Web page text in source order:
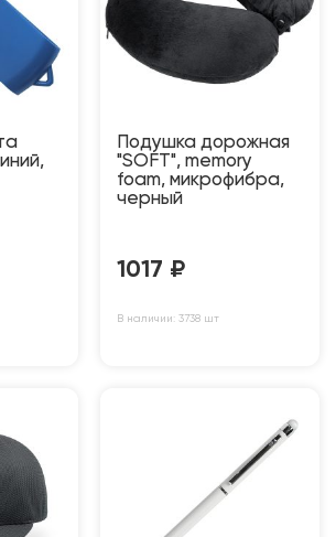
Подушка дорожная
"SOFT", memory
foam, микрофибра,
черный
1017 ₽
В наличии: 3738 шт